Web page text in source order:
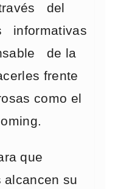
del
informativas
de la
frente
como el
que
alcancen su